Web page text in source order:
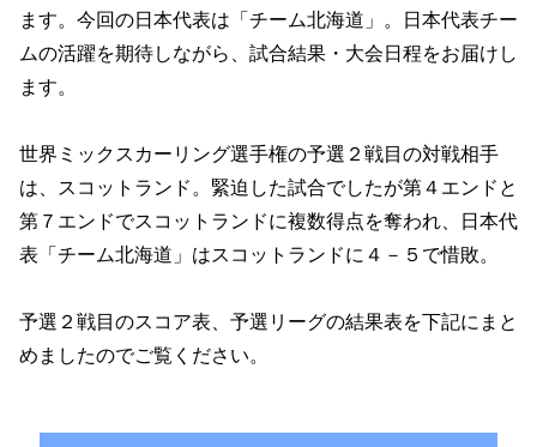
ます。今回の日本代表は「チーム北海道」。日本代表チー
ムの活躍を期待しながら、試合結果・大会日程をお届けし
ます。
世界ミックスカーリング選手権の予選２戦目の対戦相手
は、スコットランド。緊迫した試合でしたが第４エンドと
第７エンドでスコットランドに複数得点を奪われ、日本代
表「チーム北海道」はスコットランドに４－５で惜敗。
予選２戦目のスコア表、予選リーグの結果表を下記にまと
めましたのでご覧ください。